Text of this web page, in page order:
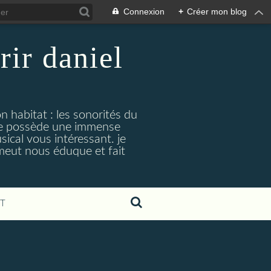
Connexion + Créer mon blog
daniel
habitat : les sonorités du
possède une immense
vous intéressant. je
nous éduque et fait